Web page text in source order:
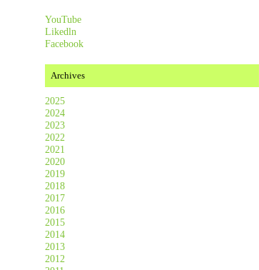
YouTube
Likedln
Facebook
Archives
2025
2024
2023
2022
2021
2020
2019
2018
2017
2016
2015
2014
2013
2012